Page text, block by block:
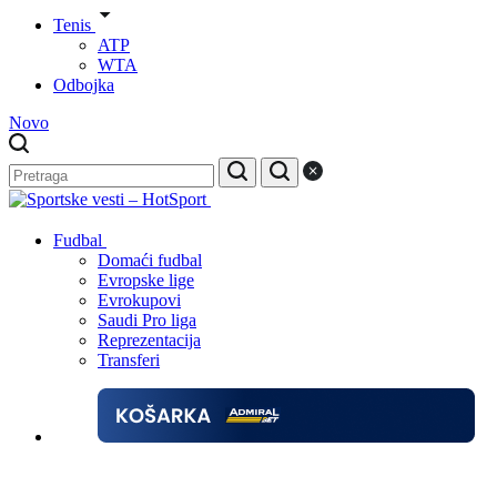
Tenis
ATP
WTA
Odbojka
Novo
Fudbal
Domaći fudbal
Evropske lige
Evrokupovi
Saudi Pro liga
Reprezentacija
Transferi